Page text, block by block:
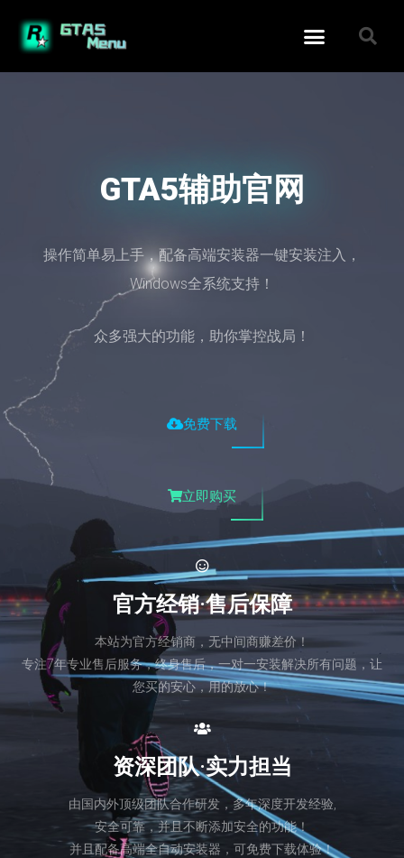
GTA5辅助官网
操作简单易上手，配备高端安装器一键安装注入，
Windows全系统支持！
众多强大的功能，助你掌控战局！
免费下载
立即购买
官方经销·售后保障
本站为官方经销商，无中间商赚差价！
专注7年专业售后服务，终身售后，一对一安装解决所有问题，让
您买的安心，用的放心！
资深团队·实力担当
由国内外顶级团队合作研发，多年深度开发经验,
安全可靠，并且不断添加安全的功能！
并且配备高端全自动安装器，可免费下载体验！